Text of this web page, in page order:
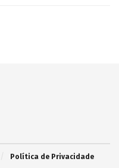
Política de Privacidade